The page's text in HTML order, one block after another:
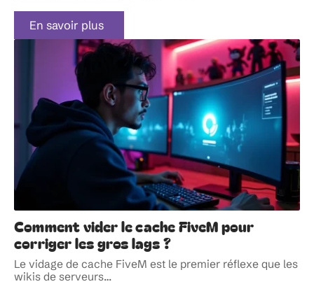
En savoir plus
Comment vider le cache FiveM pour
corriger les gros lags ?
Le vidage de cache FiveM est le premier réflexe que les
wikis de serveurs…